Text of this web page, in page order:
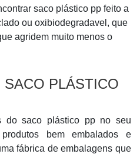
saco plástico pp feito a
ou oxibiodegradavel, que
agridem muito menos o
PLÁSTICO
do saco plástico pp no seu
bem embalados e
fábrica de embalagens que